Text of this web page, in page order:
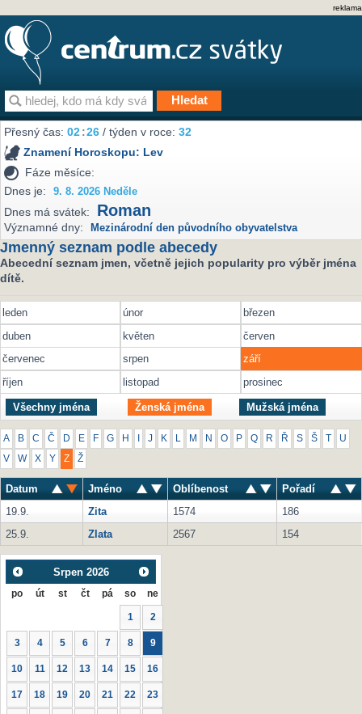
reklama
Přesný čas:02:26 / týden v roce:32
Znamení Horoskopu: Lev
Fáze měsíce:
Dnes je:
9. 8. 2026 Neděle
Dnes má svátek: Roman
Významné dny: Mezinárodní den původního obyvatelstva
Jmenný seznam podle abecedy
Abecední seznam jmen, včetně jejich popularity pro výběr jména
dítě.
leden únor
březen
duben
květen
červen
červenec
srpen
září
říjen
listopad prosinec
Všechny jména Ženská jména Mužská jména
A B C Č D E F G H J K M N O P Q R Ř S Š U
V W X Y Z Ž
Datum Jméno Oblíbenost
Pořadí
19.9.
Zita 1574
186
25.9.
Zlata 2567 154
Srpen 2026
po út st čt pá so ne
1 2
3 4 5 6 7 8 9
10 11 12 13 14 15 16
17 18 19 20 21 22 23